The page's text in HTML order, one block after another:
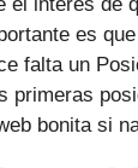
es
falta un
primeras
bonita si